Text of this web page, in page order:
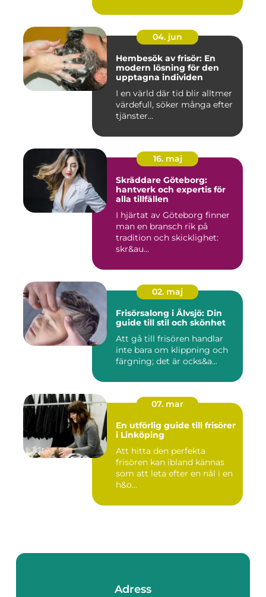
04. jun
Hembesök av frisör: En
modern lösning för den
upptagna individen
I en värld där tid blir alltmer
värdefull, söker många efter
tjänster...
16. maj
Skräddare Göteborg:
hantverk och expertis för
alla tillfällen
I hjärtat av Göteborg finner
man en bransch rik på
tradition och skicklighet:
skr&au...
02. maj
Frisörsalong i Älvsjö: Din
guide till stil och skönhet
Att gå till frisören handlar
inte bara om klippning och
färgning; det är ocks&a...
07. mar
En utförlig guide till frisörer
i Linköping
Att hitta den perfekta
frisören kan ibland kännas
som att leta efter en nål i en
h&o...
Adress